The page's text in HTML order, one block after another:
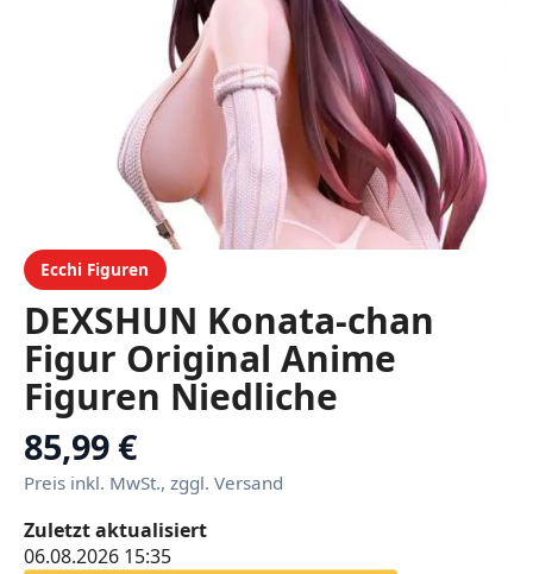
Ecchi Figuren
DEXSHUN Konata-chan
Figur Original Anime
Figuren Niedliche
Katzenfrau Modell PVC
Statue Sammelfiguren
Anime Merchandise
Geschenke 27cm
85,99 €
Preis inkl. MwSt., zggl. Versand
Zuletzt aktualisiert
06.08.2026 15:35